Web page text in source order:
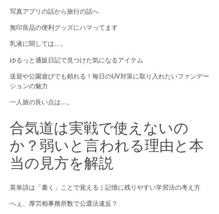
g
a
t
i
o
n
写真アプリの話から旅行の話へ
無印良品の便利グッズにハマってます
乳液に関しては…。
ゆるっと通販日記で見つけた気になるアイテム
送迎や公園遊びでも頼れる！毎日のUV対策に取り入れたいファンデー
ションの魅力
一人旅の良い点は…。
合気道は実戦で使えないの
か？弱いと言われる理由と本
当の見方を解説
英単語は「書く」ことで覚える｜記憶に残りやすい学習法の考え方
へぇ、厚労相事務所数で公選法違反？